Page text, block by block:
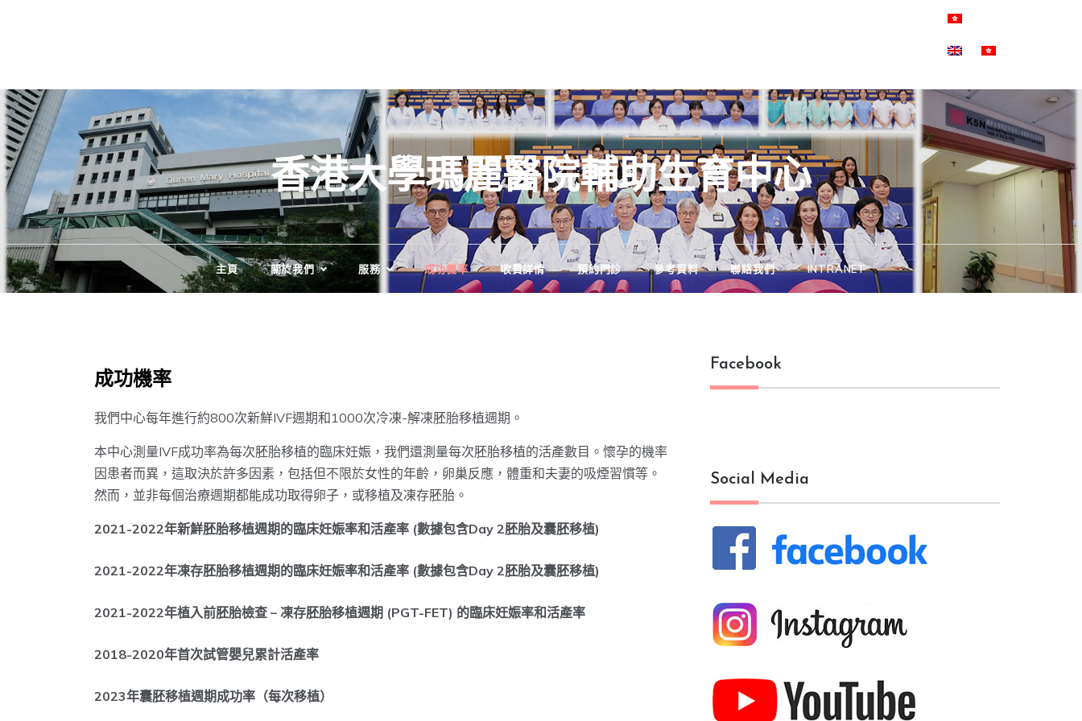
香港大學瑪麗醫院輔助生育中心
主頁 關於我們 服務 成功機率 收費詳情 預約門診 參考資料 聯絡我們 INTRANET
成功機率
我們中心每年進行約800次新鮮IVF週期和1000次冷凍-解凍胚胎移植週期。
本中心測量IVF成功率為每次胚胎移植的臨床妊娠，我們還測量每次胚胎移植的活產數目。懷孕的機率
因患者而異，這取決於許多因素，包括但不限於女性的年齡，卵巢反應，體重和夫妻的吸煙習慣等。
然而，並非每個治療週期都能成功取得卵子，或移植及凍存胚胎。
2021-2022年新鮮胚胎移植週期的臨床妊娠率和活產率 (數據包含Day 2胚胎及囊胚移植)
2021-2022年凍存胚胎移植週期的臨床妊娠率和活產率 (數據包含Day 2胚胎及囊胚移植)
2021-2022年植入前胚胎檢查 – 凍存胚胎移植週期 (PGT-FET) 的臨床妊娠率和活產率
2018-2020年首次試管嬰兒累計活產率
2023年囊胚移植週期成功率（每次移植）
Facebook
Social Media